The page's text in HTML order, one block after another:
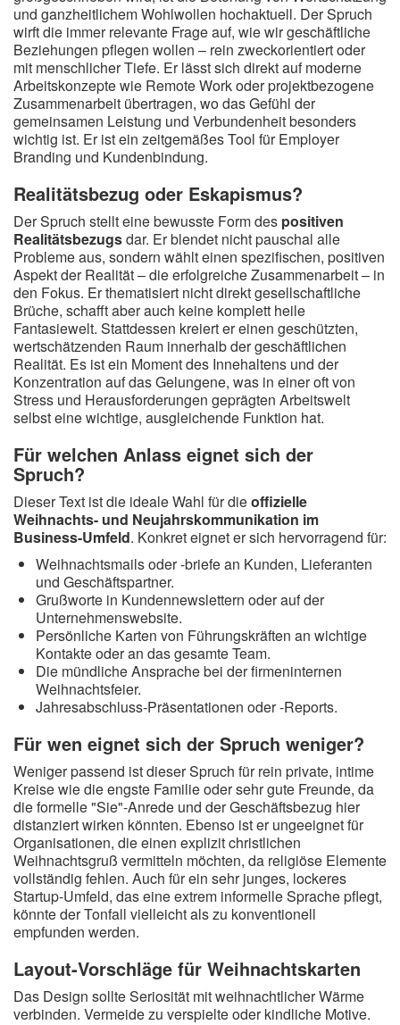
und ganzheitlichem Wohlwollen hochaktuell. Der Spruch
wirft die immer relevante Frage auf, wie wir geschäftliche
Beziehungen pflegen wollen – rein zweckorientiert oder
mit menschlicher Tiefe. Er lässt sich direkt auf moderne
Arbeitskonzepte wie Remote Work oder projektbezogene
Zusammenarbeit übertragen, wo das Gefühl der
gemeinsamen Leistung und Verbundenheit besonders
wichtig ist. Er ist ein zeitgemäßes Tool für Employer
Branding und Kundenbindung.
Realitätsbezug oder Eskapismus?
Der Spruch stellt eine bewusste Form des positiven
Realitätsbezugsdar. Er blendet nicht pauschal alle
Probleme aus, sondern wählt einen spezifischen, positiven
Aspekt der Realität – die erfolgreiche Zusammenarbeit – in
den Fokus. Er thematisiert nicht direkt gesellschaftliche
Brüche, schafft aber auch keine komplett heile
Fantasiewelt. Stattdessen kreiert er einen geschützten,
wertschätzenden Raum innerhalb der geschäftlichen
Realität. Es ist ein Moment des Innehaltens und der
Konzentration auf das Gelungene, was in einer oft von
Stress und Herausforderungen geprägten Arbeitswelt
selbst eine wichtige, ausgleichende Funktion hat.
Für welchen Anlass eignet sich der
Spruch?
Dieser Text ist die ideale Wahl für dieoffizielle
Weihnachts- und Neujahrskommunikation im
Business-Umfeld. Konkret eignet er sich hervorragend für:
Weihnachtsmails oder -briefe an Kunden, Lieferanten
und Geschäftspartner.
Grußworte in Kundennewslettern oder auf der
Unternehmenswebsite.
Persönliche Karten von Führungskräften an wichtige
Kontakte oder an das gesamte Team.
Die mündliche Ansprache bei der firmeninternen
Weihnachtsfeier.
Jahresabschluss-Präsentationen oder -Reports.
Für wen eignet sich der Spruch weniger?
Weniger passend ist dieser Spruch für rein private, intime
Kreise wie die engste Familie oder sehr gute Freunde, da
die formelle "Sie"-Anrede und der Geschäftsbezug hier
distanziert wirken könnten. Ebenso ist er ungeeignet für
Organisationen, die einen explizit christlichen
Weihnachtsgruß vermitteln möchten, da religiöse Elemente
vollständig fehlen. Auch für ein sehr junges, lockeres
Startup-Umfeld, das eine extrem informelle Sprache pflegt,
könnte der Tonfall vielleicht als zu konventionell
empfunden werden.
Layout-Vorschläge für Weihnachtskarten
Das Design sollte Seriosität mit weihnachtlicher Wärme
verbinden. Vermeide zu verspielte oder kindliche Motive.